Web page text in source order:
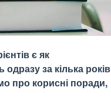
є як
за кілька років
про корисні поради,